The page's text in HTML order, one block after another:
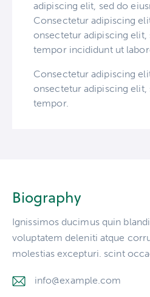
adipiscing elit, sed do
Consectetur adipiscing
onsectetur adipiscing elit,
tempor incididunt ut
Consectetur adipiscing
onsectetur adipiscing elit,
tempor.
Biography
Ignissimos ducimus quin
voluptatem deleniti atque
molestias excepturi. scint
info@example.com